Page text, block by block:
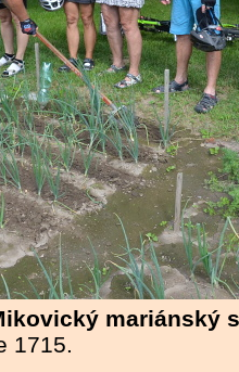
mariánský
1715.